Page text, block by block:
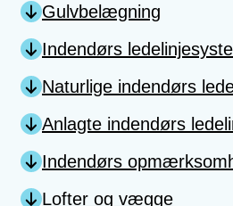
Gulvbelægning
Indendørs
Naturlige indendørs
Anlagte indendørs
Indendørs
Lofter og vægge